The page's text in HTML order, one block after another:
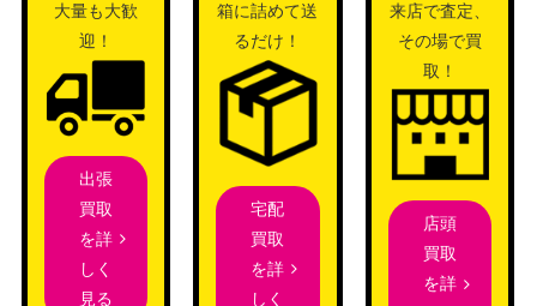
大量も大歓
迎！
出張
買取
を詳
しく
見る
箱に詰めて送
るだけ！
宅配
買取
を詳
しく
来店で査定、
その場で買
取！
店頭
買取
を詳